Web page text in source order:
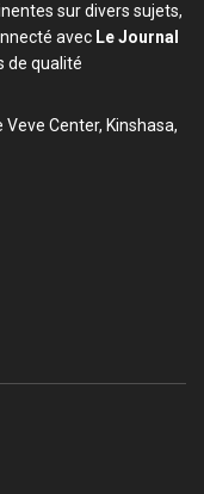
sur divers sujets,
avec Le Journal
de qualité
Center, Kinshasa,